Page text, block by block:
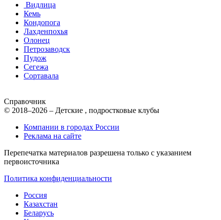
Видлица
Кемь
Кондопога
Лахденпохья
Олонец
Петрозаводск
Пудож
Сегежа
Сортавала
Справочник
© 2018–2026 – Детские , подростковые клубы
Компании в городах России
Реклама на сайте
Перепечатка материалов разрешена только с указанием
первоисточника
Политика конфиденциальности
Россия
Казахстан
Беларусь